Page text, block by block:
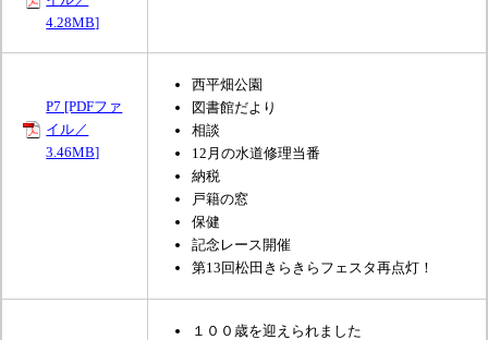
4.28MB]
P7 [PDFファ
イル／
3.46MB]
西平畑公園
図書館だより
相談
12月の水道修理当番
納税
戸籍の窓
保健
記念レース開催
第13回松田きらきらフェスタ再点灯！
１００歳を迎えられました